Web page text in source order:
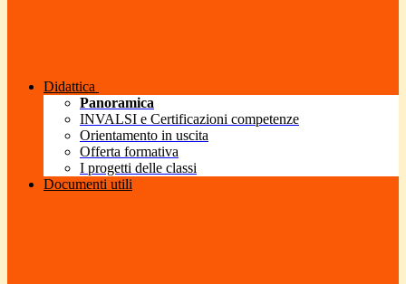
Didattica
Panoramica
INVALSI e Certificazioni competenze
Orientamento in uscita
Offerta formativa
I progetti delle classi
Documenti utili